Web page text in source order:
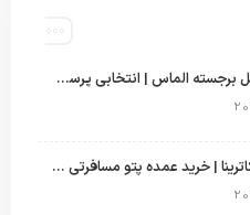
مرکز فروش انواع پتو گل برجسته الماس | انتخابی پرسود برای عمده‌فروشان
پتو گل برجسته ایرانی کاترینا | خرید عمده پتو مسافرتی با قیمت تولیدی